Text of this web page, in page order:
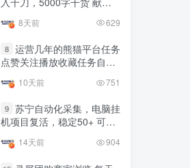
最新快手极速版秒货脚本，
直播间扫货必备神器【秒货
2年前 4556人已阅读
0粉0基础抖音做旅游直播，
30天带货250万GMV，纯利
10万，及经验
国内最多电脑挂机赚钱项目
8天前 629
8 运营几年的熊猫平台任务
点赞关注播放收藏任务自动
量
10天前 751
9 苏宁自动化采集，电脑挂
机项目复活，稳定50+ 可批
14天前 904